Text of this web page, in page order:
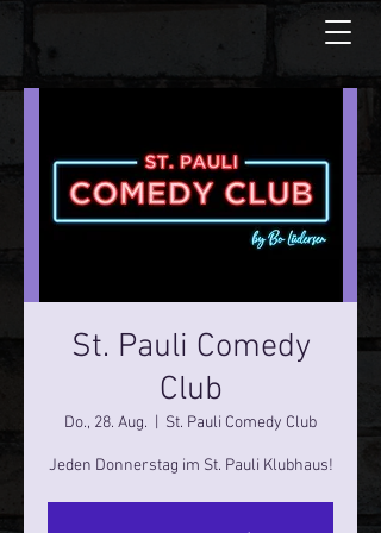
St. Pauli Comedy
Club
Do., 28. Aug. St. Pauli Comedy Club
Jeden Donnerstag im St. Pauli Klubhaus!